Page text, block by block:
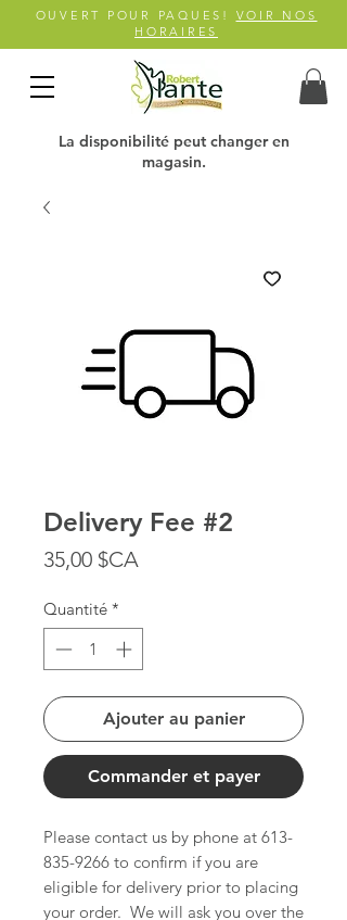
OUVERT POUR PAQUES! VOIR NOS
HORAIRES
La disponibilité peut changer en
magasin.
Delivery Fee #2
35,00 $CA
Quantité *
Ajouter au panier
Commander et payer
Please contact us by phone at 613-
835-9266 to confirm if you are
eligible for delivery prior to placing
your order. We will ask you over the